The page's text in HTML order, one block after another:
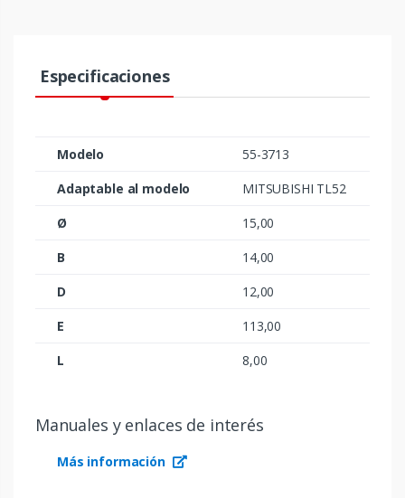
Especificaciones
Modelo
55-3713
Adaptable al modelo
MITSUBISHI TL52
Ø
15,00
B
14,00
D
12,00
E
113,00
L
8,00
Manuales y enlaces de interés
Más información